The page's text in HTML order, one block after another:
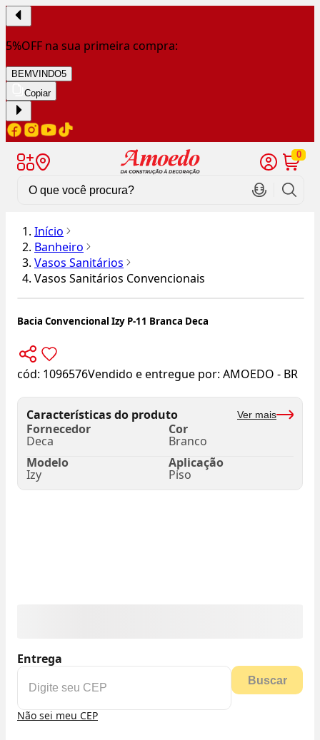
5%OFF na sua primeira compra:
BEMVINDO5
Copiar
0
Início
Banheiro
Vasos Sanitários
Vasos Sanitários Convencionais
Bacia Convencional Izy P-11 Branca Deca
cód: 1096576Vendido e entregue por: AMOEDO - BR
Características do produto Ver mais
Fornecedor
Deca
Cor
Branco
Modelo
Izy
Aplicação
Piso
Entrega
Buscar
Não sei meu CEP